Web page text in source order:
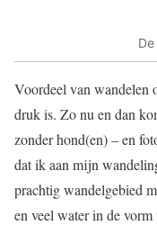
Voordeel van wandelen
druk is. Zo nu en dan
zonder hond(en) – en
dat ik aan mijn
prachtig wandelgebied
en veel water in de